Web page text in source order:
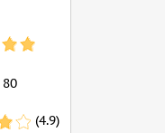
80
(4.9)